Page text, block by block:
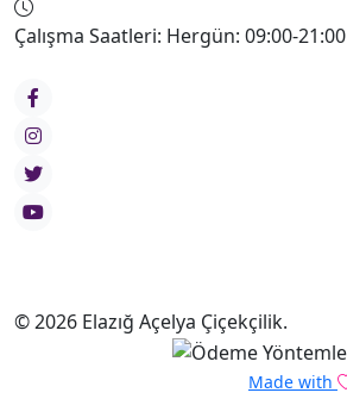
Çalışma Saatleri: Hergün: 09:00-21:00
© 2026 Elazığ Açelya Çiçekçilik.
Made with